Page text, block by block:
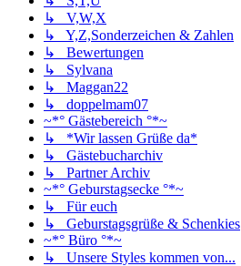
↳ V,W,X
↳ Y,Z,Sonderzeichen & Zahlen
↳ Bewertungen
↳ Sylvana
↳ Maggan22
↳ doppelmam07
~*° Gästebereich °*~
↳ *Wir lassen Grüße da*
↳ Gästebucharchiv
↳ Partner Archiv
~*° Geburstagsecke °*~
↳ Für euch
↳ Geburstagsgrüße & Schenkies
~*° Büro °*~
↳ Unsere Styles kommen von...